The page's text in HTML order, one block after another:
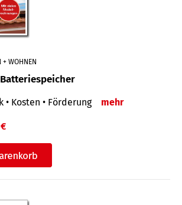
+ WOHNEN
• Kosten • Förderung mehr